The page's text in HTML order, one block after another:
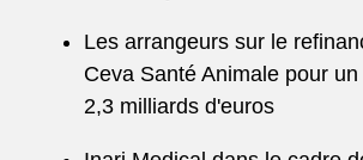
Les arrangeurs sur le
Ceva Santé Animale pour
2,3 milliards d'euros